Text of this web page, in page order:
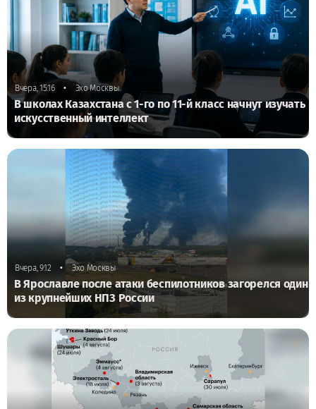
Вчера, 15:16 • Эхо Москвы
В школах Казахстана с 1-го по 11-й класс начнут изучать
искусственный интеллект
Вчера, 9:12 • Эхо Москвы
В Ярославле после атаки беспилотников загорелся один
из крупнейших НПЗ России